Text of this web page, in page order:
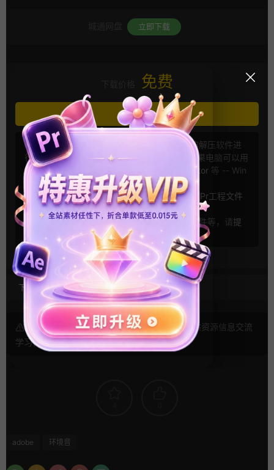
立即下载
免费
立即下载
①下载后如解压失败，建议您使用相对专业的解压软件进
行解压，解压密码：cgmuban.com
-- Mac苹果电脑可以用
Keka，BetterZip RAR Extractor 等 -- Win
电脑可以用WinRAR ，7-Zip等
②Premiere软件版本号不符合要求，可以尝试 Pr工程文件
降级工具
③对于任何问题：下载链接无效，丢失某些文件等，请提
（24 小时内修复）
下载方式：百度网盘
声明： 本站文章未经许可禁止转载！本站仅供资源信息交流
学习， 版权说明点此了解！
adobe 环境音